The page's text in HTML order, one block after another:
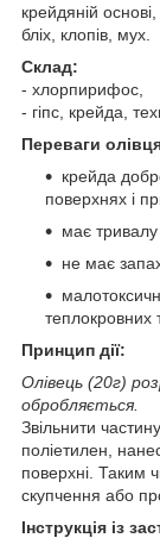
крейдяній
бліх, клопів, мух.
Склад:
- хлорпирифос,
- гіпс, крейда,
Переваги
крейда
поверхнях і
має
не має
теплокровних
Принцип дії:
Олівець (20г)
обробляється.
Звільнити
поліетилен,
поверхні. Таким
скупчення або
Інструкція із